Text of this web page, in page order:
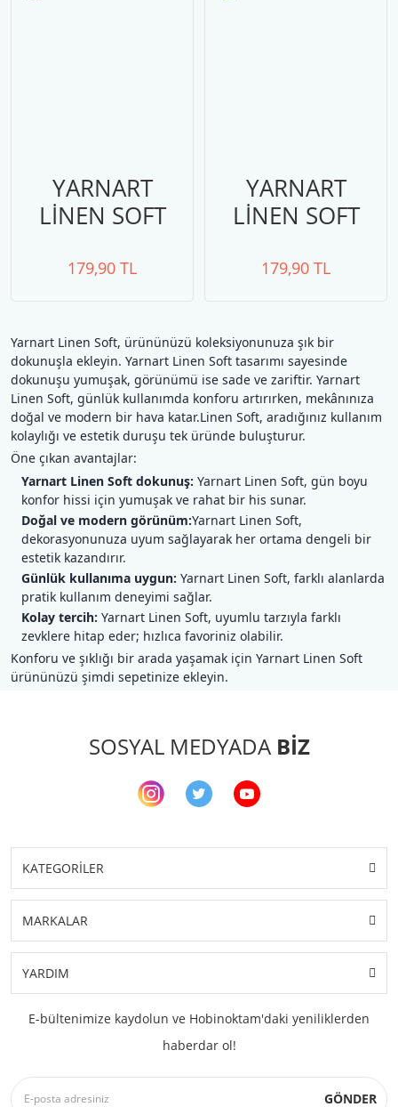
YARNART
LİNEN SOFT
179,90 TL
YARNART
LİNEN SOFT
179,90 TL
Yarnart Linen Soft, ürününüzü koleksiyonunuza şık bir
dokunuşla ekleyin. Yarnart Linen Soft tasarımı sayesinde
dokunuşu yumuşak, görünümü ise sade ve zariftir. Yarnart
Linen Soft, günlük kullanımda konforu artırırken, mekânınıza
doğal ve modern bir hava katar.Linen Soft, aradığınız kullanım
kolaylığı ve estetik duruşu tek üründe buluşturur.
Öne çıkan avantajlar:
Yarnart Linen Soft dokunuş: Yarnart Linen Soft, gün boyu
konfor hissi için yumuşak ve rahat bir his sunar.
Doğal ve modern görünüm:Yarnart Linen Soft,
dekorasyonunuza uyum sağlayarak her ortama dengeli bir
estetik kazandırır.
Günlük kullanıma uygun: Yarnart Linen Soft, farklı alanlarda
pratik kullanım deneyimi sağlar.
Kolay tercih: Yarnart Linen Soft, uyumlu tarzıyla farklı
zevklere hitap eder; hızlıca favoriniz olabilir.
Konforu ve şıklığı bir arada yaşamak için Yarnart Linen Soft
ürününüzü şimdi sepetinize ekleyin.
SOSYAL MEDYADA BİZ
KATEGORİLER
MARKALAR
YARDIM
E-bültenimize kaydolun ve Hobinoktam'daki yeniliklerden
haberdar ol!
GÖNDER